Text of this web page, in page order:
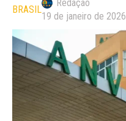
BRASIL
Redação
19 de janeiro de 2026